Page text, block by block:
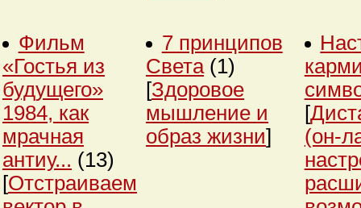
Фильм
«Гостья из
будущего»
1984, как
мрачная
антиу... (13)
[Отстраиваем
7 принципов
Света (1)
[Здоровое
мышление и
образ жизни]
[
(он-